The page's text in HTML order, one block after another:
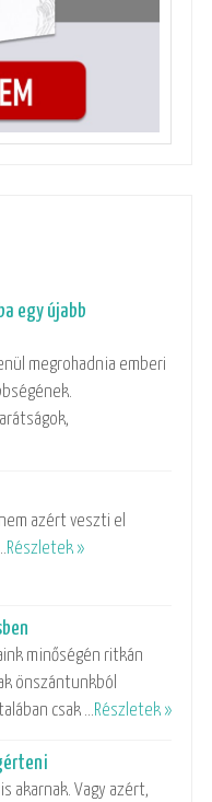
egy újabb
megrohadnia emberi
azért veszti el
Részletek »
minőségén ritkán
önszántunkból
csak …Részletek »
akarnak. Vagy azért,